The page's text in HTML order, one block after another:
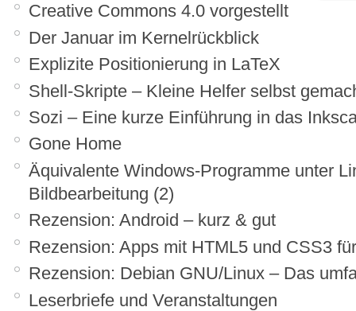
Creative Commons 4.0 vorgestellt
Der Januar im Kernelrückblick
Explizite Positionierung in LaTeX
Shell-Skripte – Kleine Helfer selbst
Sozi – Eine kurze Einführung in das
Gone Home
Äquivalente Windows-Programme unter
Bildbearbeitung (2)
Rezension: Android – kurz & gut
Rezension: Apps mit HTML5 und CSS3
Rezension: Debian GNU/Linux – Das
Leserbriefe und Veranstaltungen